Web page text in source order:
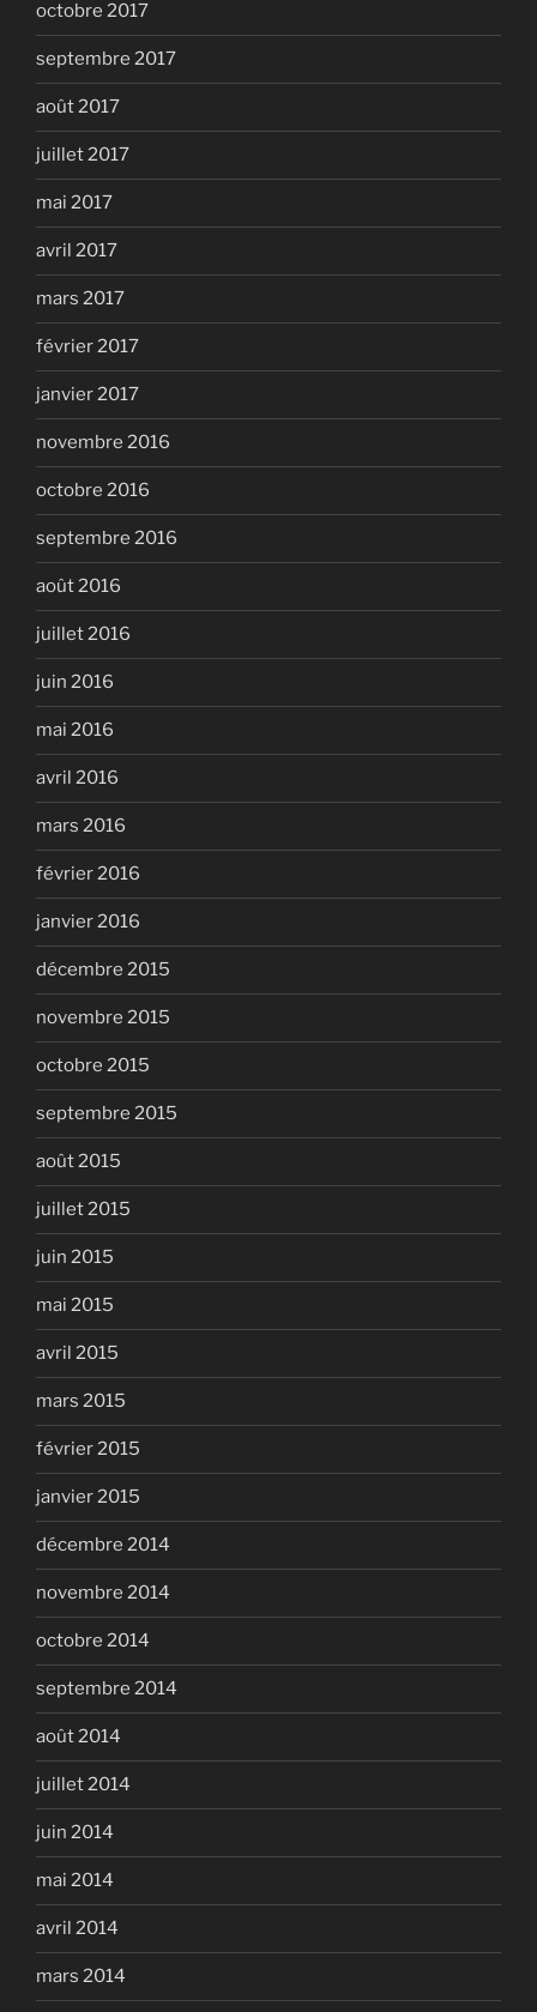
octobre 2017
septembre 2017
août 2017
juillet 2017
mai 2017
avril 2017
mars 2017
février 2017
janvier 2017
novembre 2016
octobre 2016
septembre 2016
août 2016
juillet 2016
juin 2016
mai 2016
avril 2016
mars 2016
février 2016
janvier 2016
décembre 2015
novembre 2015
octobre 2015
septembre 2015
août 2015
juillet 2015
juin 2015
mai 2015
avril 2015
mars 2015
février 2015
janvier 2015
décembre 2014
novembre 2014
octobre 2014
septembre 2014
août 2014
juillet 2014
juin 2014
mai 2014
avril 2014
mars 2014